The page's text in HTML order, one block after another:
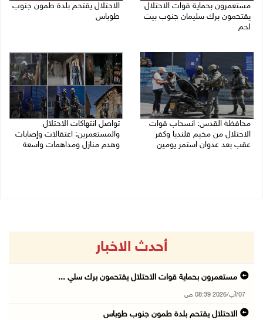
مستعمرون بحماية قوات الاحتلال
يقتحمون برك سليمان جنوب بيت
لحم
الاحتلال يقتحم بلدة طمون جنوب
طوباس
محافظة القدس: انسحاب قوات
الاحتلال من مخيم قلنديا وكفر
عقب بعد عدوان استمر يومين
تواصل انتهاكات الاحتلال
والمستعمرين: اعتقالات وإصابات
وهدم منازل ومداهمات واسعة
أحدث الاخبار
مستعمرون بحماية قوات الاحتلال يقتحمون برك سلي ...
07/آب/2026 08:39 ص
الاحتلال يقتحم بلدة طمون جنوب طوباس